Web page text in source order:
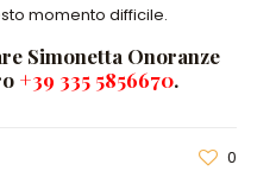
momento difficile.
Simonetta Onoranze
+39 335 5856670.
0